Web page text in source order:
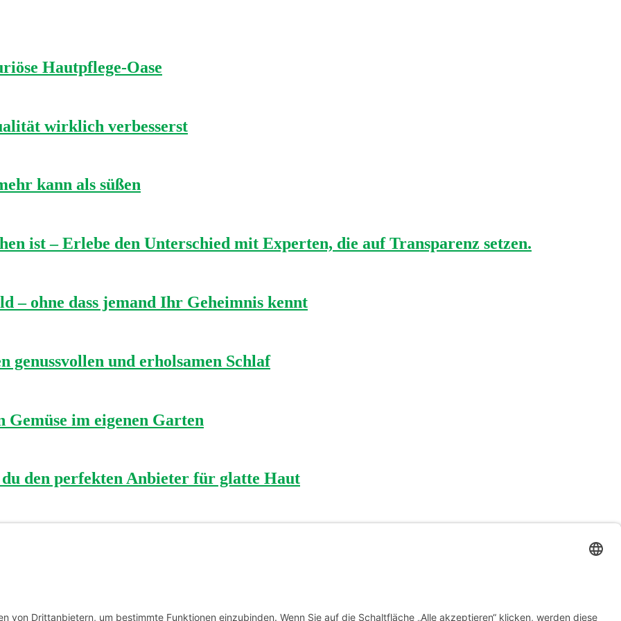
Hautpflege-Oase
wirklich verbesserst
kann als süßen
ist – Erlebe den Unterschied mit Experten, die auf Transparenz setzen.
– ohne dass jemand Ihr Geheimnis kennt
genussvollen und erholsamen Schlaf
im eigenen Garten
den perfekten Anbieter für glatte Haut